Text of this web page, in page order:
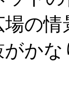
の情
か